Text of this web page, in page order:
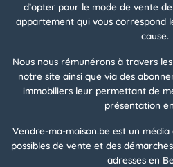
d’opter pour le mode de vente
appartement qui vous correspond
cause.
Nous nous rémunérons à travers
notre site ainsi que via des
immobiliers leur permettant de
présentation
Vendre-ma-maison.be est un
possibles de vente et des
adresses en